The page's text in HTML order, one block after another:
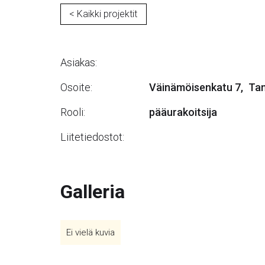
< Kaikki projektit
Asiakas:
Osoite:
Väinämöisenkatu 7,
Rooli:
pääurakoitsija
Liitetiedostot:
Galleria
Ei vielä kuvia